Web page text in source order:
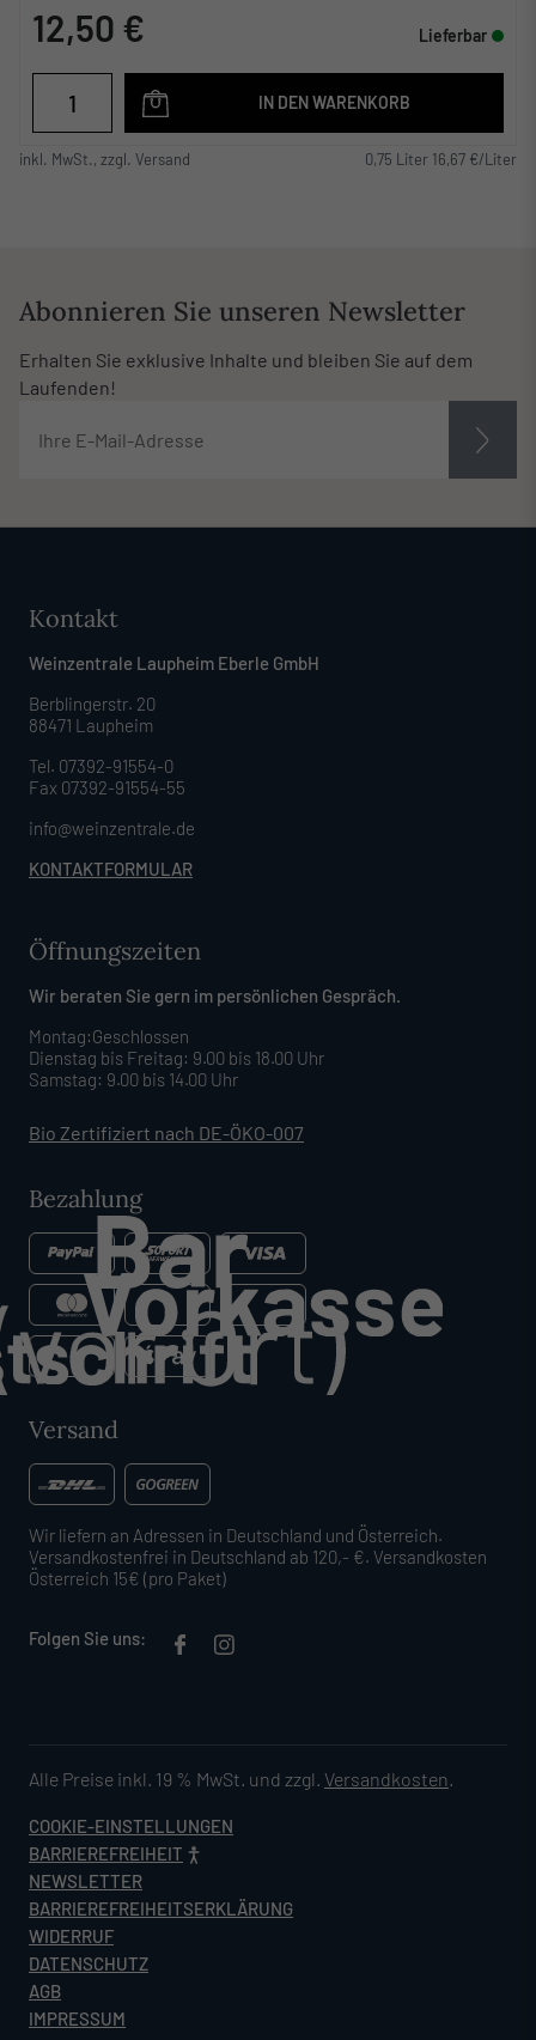
12,50 € Lieferbar
IN DEN WARENKORB
inkl. MwSt., zzgl. Versand 0,75 Liter 16,67 €/Liter
Abonnieren Sie unseren Newsletter
Erhalten Sie exklusive Inhalte und bleiben Sie auf dem
Laufenden!
Kontakt
Weinzentrale Laupheim Eberle GmbH
Berblingerstr. 20
88471 Laupheim
Tel. 07392-91554-0
Fax 07392-91554-55
info@weinzentrale.de
KONTAKTFORMULAR
Öffnungszeiten
Wir beraten Sie gern im persönlichen Gespräch.
Montag:Geschlossen
Dienstag bis Freitag: 9.00 bis 18.00 Uhr
Samstag: 9.00 bis 14.00 Uhr
Bio Zertifiziert nach DE-ÖKO-007
Bezahlung
Versand
Wir liefern an Adressen in Deutschland und Österreich.
Versandkostenfrei in Deutschland ab 120,- €. Versandkosten
Österreich 15€ (pro Paket)
Folgen Sie uns:
Alle Preise inkl. 19 % MwSt. und zzgl. Versandkosten.
COOKIE-EINSTELLUNGEN
BARRIEREFREIHEIT
NEWSLETTER
BARRIEREFREIHEITSERKLÄRUNG
WIDERRUF
DATENSCHUTZ
AGB
IMPRESSUM